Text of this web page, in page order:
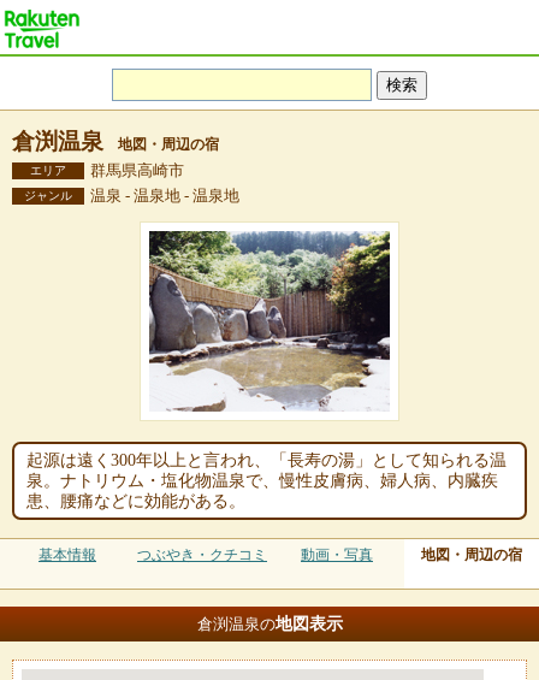
倉渕温泉 地図・周辺の宿
エリア 群馬県高崎市
ジャンル 温泉 - 温泉地 - 温泉地
起源は遠く300年以上と言われ、「長寿の湯」として知られる温
泉。ナトリウム・塩化物温泉で、慢性皮膚病、婦人病、内臓疾
患、腰痛などに効能がある。
基本情報 つぶやき・クチコミ 動画・写真 地図・周辺の宿
倉渕温泉の地図表示